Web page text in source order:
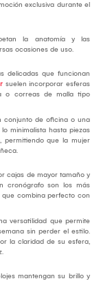
exclusiva durante el
la anatomía y las
ocasiones de uso.
delicadas que funcionan
suelen incorporar esferas
o correas de malla tipo
conjunto de oficina o una
minimalista hasta piezas
permitiendo que la mujer
cajas de mayor tamaño y
cronógrafo son los más
combina perfecto con
versatilidad que permite
sin perder el estilo.
la claridad de su esfera,
mantengan su brillo y